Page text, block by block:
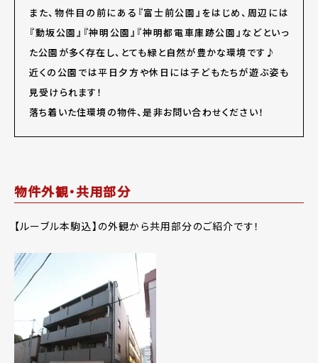
また、物件目の前にある『富士前公園』をはじめ、周辺には
『動坂公園』『神明公園』『神明都電車庫跡公園』などといっ
た公園が多く存在し、とても緑と自然が豊かな環境です♪
近くの公園では平日夕方や休日には子どもたちが遊ぶ姿も
見受けられます！
落ち着いた住環境の物件、是非お問い合わせください！
物件外観・共用部分
【ルーブル本駒込】の外観から共用部分のご紹介です！